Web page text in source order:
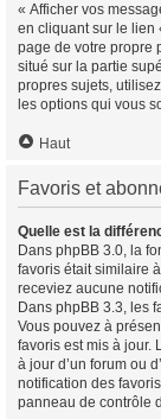
« Afficher vos
en cliquant sur le lien
page de votre propre
situé sur la partie
propres sujets,
les options qui vous
Haut
Favoris et
Quelle est la
Dans phpBB 3.0, la
favoris était similaire
receviez aucune
Dans phpBB 3.3, les
Vous pouvez à
favoris est mis à jour.
à jour d’un forum ou
notification des
panneau de contrôle